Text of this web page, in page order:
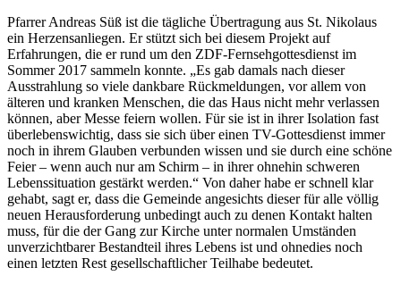
Pfarrer Andreas Süß ist die tägliche Übertragung aus St. Nikolaus
ein Herzensanliegen. Er stützt sich bei diesem Projekt auf
Erfahrungen, die er rund um den ZDF-Fernsehgottesdienst im
Sommer 2017 sammeln konnte. „Es gab damals nach dieser
Ausstrahlung so viele dankbare Rückmeldungen, vor allem von
älteren und kranken Menschen, die das Haus nicht mehr verlassen
können, aber Messe feiern wollen. Für sie ist in ihrer Isolation fast
überlebenswichtig, dass sie sich über einen TV-Gottesdienst immer
noch in ihrem Glauben verbunden wissen und sie durch eine schöne
Feier – wenn auch nur am Schirm – in ihrer ohnehin schweren
Lebenssituation gestärkt werden.“ Von daher habe er schnell klar
gehabt, sagt er, dass die Gemeinde angesichts dieser für alle völlig
neuen Herausforderung unbedingt auch zu denen Kontakt halten
muss, für die der Gang zur Kirche unter normalen Umständen
unverzichtbarer Bestandteil ihres Lebens ist und ohnedies noch
einen letzten Rest gesellschaftlicher Teilhabe bedeutet.